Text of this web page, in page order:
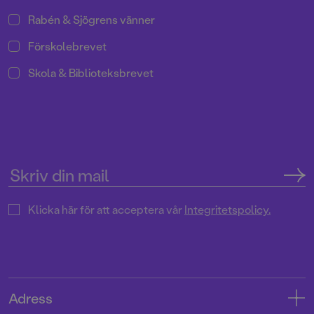
Rabén & Sjögrens vänner
Förskolebrevet
Skola & Biblioteksbrevet
Klicka här för att acceptera vårIntegritetspolicy.
Adress